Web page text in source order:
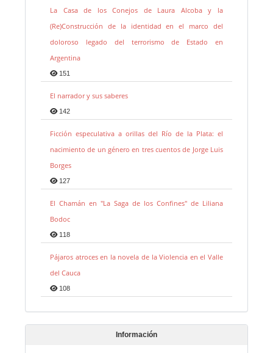
La Casa de los Conejos de Laura Alcoba y la
(Re)Construcción de la identidad en el marco del
doloroso legado del terrorismo de Estado en
Argentina
151
El narrador y sus saberes
142
Ficción especulativa a orillas del Río de la Plata: el
nacimiento de un género en tres cuentos de Jorge Luis
Borges
127
El Chamán en "La Saga de los Confines" de Liliana
Bodoc
118
Pájaros atroces en la novela de la Violencia en el Valle
del Cauca
108
Información